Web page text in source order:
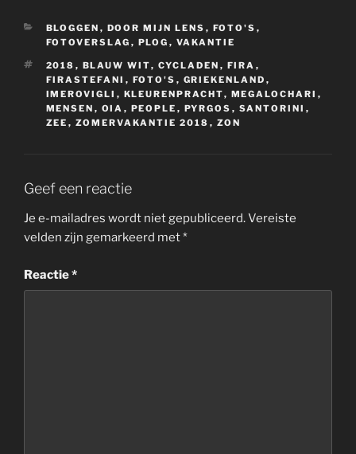
CATEGORIEËN
BLOGGEN , DOOR MIJN LENS , FOTO'S ,
FOTOVERSLAG , PLOG , VAKANTIE
TAGS
2018 , BLAUW WIT, CYCLADEN , FIRA ,
FIRASTEFANI , FOTO'S , GRIEKENLAND ,
IMEROVIGLI , KLEURENPRACHT, MEGALOCHARI ,
MENSEN , OIA , PEOPLE , PYRGOS , SANTORINI ,
ZEE , ZOMERVAKANTIE 2018 , ZON
Geef een reactie
Je e-mailadres wordt niet gepubliceerd.Vereiste
velden zijn gemarkeerd met*
Reactie*